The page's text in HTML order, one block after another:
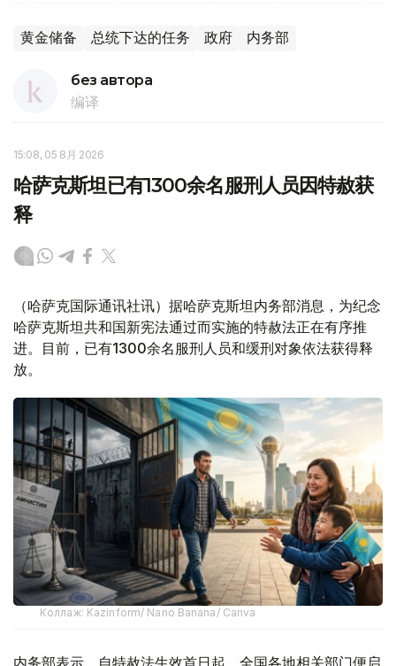
黄金储备 总统下达的任务 政府 内务部
без автора
编译
15:08, 05 8月 2026
哈萨克斯坦已有1300余名服刑人员因特赦获
释
（哈萨克国际通讯社讯）据哈萨克斯坦内务部消息，为纪念
哈萨克斯坦共和国新宪法通过而实施的特赦法正在有序推
进。目前，已有1300余名服刑人员和缓刑对象依法获得释
放。
Коллаж: Kazinform/ Nano Banana/ Canva